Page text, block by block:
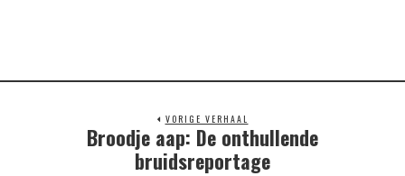
VORIGE VERHAAL
Previous
Broodje aap: De onthullende
bruidsreportage